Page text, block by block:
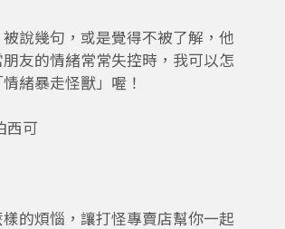
說幾句，或是覺得不被了解，他
友的情緒常常失控時，我可以怎
緒暴走怪獸」喔！
西可
的煩惱，讓打怪專賣店幫你一起